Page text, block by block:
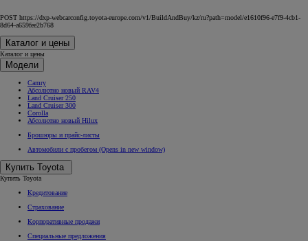
POST https://dxp-webcarconfig.toyota-europe.com/v1/BuildAndBuy/kz/ru?path=model/e1610f96-e7f9-4cb1-
8d64-a659fee2b768
Каталог и цены
Каталог и цены
Модели
Camry
Абсолютно новый RAV4
Land Cruiser 250
Land Cruiser 300
Corolla
Абсолютно новый Hilux
Брошюры и прайс-листы
Автомобили с пробегом (Opens in new window)
Купить Toyota
Купить Toyota
Кредитование
Страхование
Корпоративные продажи
Специальные предложения